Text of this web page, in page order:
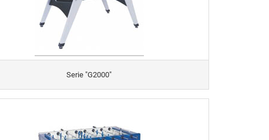
Serie "G2000"